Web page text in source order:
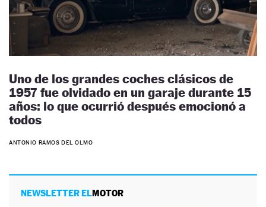
Uno de los grandes coches clásicos de
1957 fue olvidado en un garaje durante 15
años: lo que ocurrió después emocionó a
todos
ANTONIO RAMOS DEL OLMO
NEWSLETTER ELMOTOR